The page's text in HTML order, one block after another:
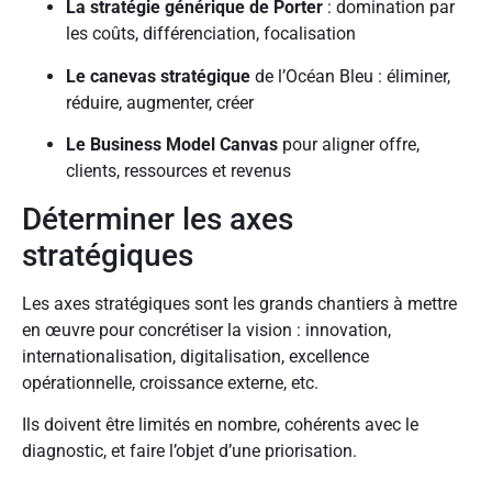
La stratégie générique de Porter : domination par
les coûts, différenciation, focalisation
Le canevas stratégique de l’Océan Bleu : éliminer,
réduire, augmenter, créer
Le Business Model Canvas pour aligner offre,
clients, ressources et revenus
Déterminer les axes
stratégiques
Les axes stratégiques sont les grands chantiers à mettre
en œuvre pour concrétiser la vision : innovation,
internationalisation, digitalisation, excellence
opérationnelle, croissance externe, etc.
Ils doivent être limités en nombre, cohérents avec le
diagnostic, et faire l’objet d’une priorisation.